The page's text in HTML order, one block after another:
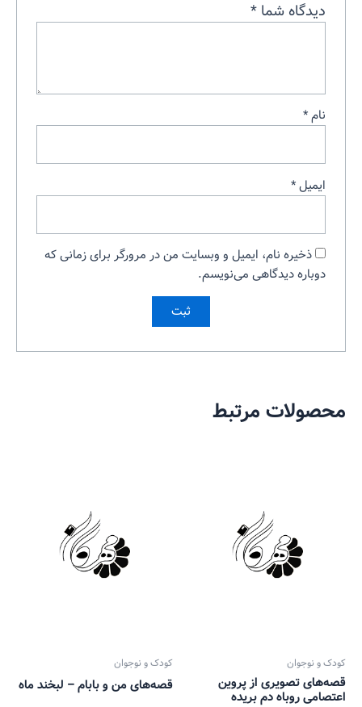
دیدگاه شما*
نام*
ایمیل*
ذخیره نام، ایمیل و وبسایت من در مرورگر برای زمانی که
دوباره دیدگاهی می‌نویسم.
محصولات مرتبط
کودک و نوجوان
قصه‌های تصویری از پروین
اعتصامی روباه دم بریده
کودک و نوجوان
قصه‌های من و بابام – لبخند ماه